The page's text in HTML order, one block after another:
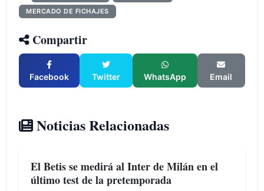
MERCADO DE FICHAJES
Compartir
Facebook Twitter WhatsApp Email
Noticias Relacionadas
El Betis se medirá al Inter de Milán en el
último test de la pretemporada